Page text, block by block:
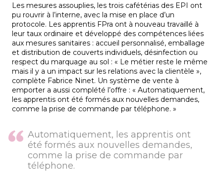
Les mesures assouplies, les trois cafétérias des EPI ont
pu rouvrir à l’interne, avec la mise en place d’un
protocole. Les apprentis FPra ont à nouveau travaillé à
leur taux ordinaire et développé des compétences liées
aux mesures sanitaires : accueil personnalisé, emballage
et distribution de couverts individuels, désinfection ou
respect du marquage au sol : « Le métier reste le même
mais il y a un impact sur les relations avec la clientèle »,
complète Fabrice Ninet. Un système de vente à
emporter a aussi complété l’offre : « Automatiquement,
les apprentis ont été formés aux nouvelles demandes,
comme la prise de commande par téléphone. »
Automatiquement, les apprentis ont
été formés aux nouvelles demandes,
comme la prise de commande par
téléphone.